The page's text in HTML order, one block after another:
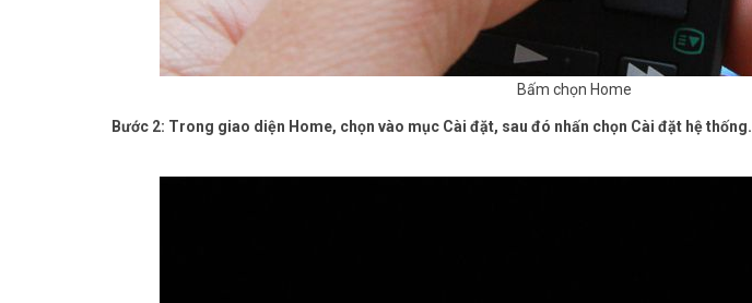
Bấm chọn Home
Bước 2: Trong giao diện Home, chọn vào mục Cài đặt, sau đó nhấn chọn Cài đặt hệ thống.